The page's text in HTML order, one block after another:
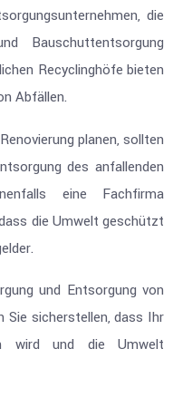
die
Bauschuttentsorgung
Recyclinghöfe bieten
Abfällen.
planen, sollten
des anfallenden
eine Fachfirma
die Umwelt geschützt
und Entsorgung von
Sie sicherstellen, dass Ihr
wird und die Umwelt